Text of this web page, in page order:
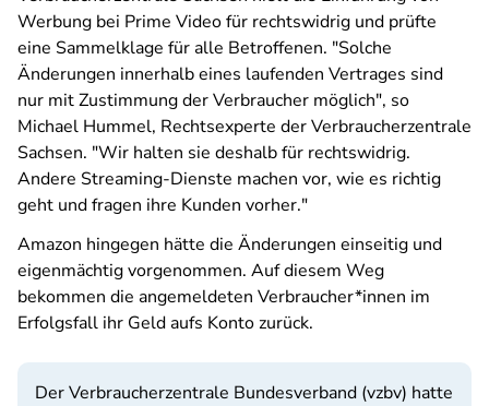
Werbung bei Prime Video für rechtswidrig und prüfte
eine Sammelklage für alle Betroffenen. "Solche
Änderungen innerhalb eines laufenden Vertrages sind
nur mit Zustimmung der Verbraucher möglich", so
Michael Hummel, Rechtsexperte der Verbraucherzentrale
Sachsen. "Wir halten sie deshalb für rechtswidrig.
Andere Streaming-Dienste machen vor, wie es richtig
geht und fragen ihre Kunden vorher."
Amazon hingegen hätte die Änderungen einseitig und
eigenmächtig vorgenommen. Auf diesem Weg
bekommen die angemeldeten Verbraucher*innen im
Erfolgsfall ihr Geld aufs Konto zurück.
Der Verbraucherzentrale Bundesverband (vzbv) hatte